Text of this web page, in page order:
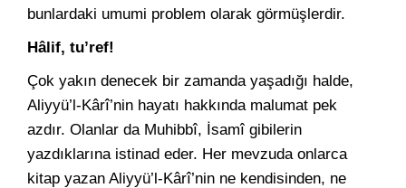
bunlardaki umumi problem olarak görmüşlerdir.
Hâlif, tu’ref!
Çok yakın denecek bir zamanda yaşadığı halde,
Aliyyü’l-Kârî’nin hayatı hakkında malumat pek
azdır. Olanlar da Muhibbî, İsamî gibilerin
yazdıklarına istinad eder. Her mevzuda onlarca
kitap yazan Aliyyü’l-Kârî’nin ne kendisinden, ne